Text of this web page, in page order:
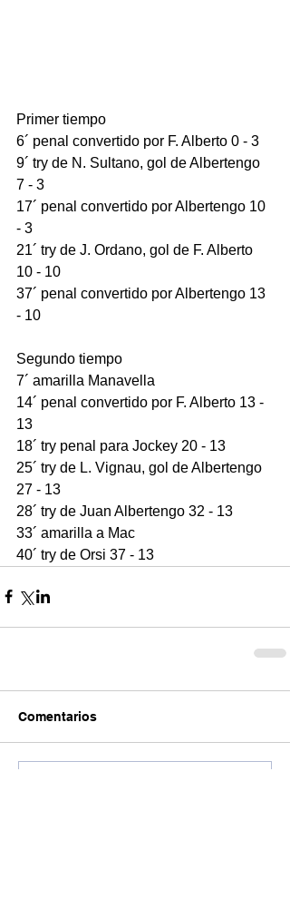
Primer tiempo
6´ penal convertido por F. Alberto 0 - 3
9´ try de N. Sultano, gol de Albertengo
7 - 3
17´ penal convertido por Albertengo 10
- 3
21´ try de J. Ordano, gol de F. Alberto
10 - 10
37´ penal convertido por Albertengo 13
- 10
Segundo tiempo
7´ amarilla Manavella
14´ penal convertido por F. Alberto 13 -
13
18´ try penal para Jockey 20 - 13
25´ try de L. Vignau, gol de Albertengo
27 - 13
28´ try de Juan Albertengo 32 - 13
33´ amarilla a Mac
40´ try de Orsi 37 - 13
Comentarios